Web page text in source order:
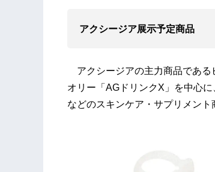
アクシージア展示予定商品
アクシージアの主力商品である
オリー「AGドリンクX」を中心
などのスキンケア・サプリメント